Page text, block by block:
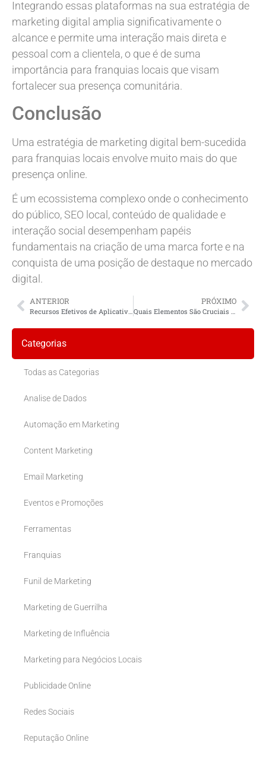
Integrando essas plataformas na sua estratégia de
marketing digital amplia significativamente o
alcance e permite uma interação mais direta e
pessoal com a clientela, o que é de suma
importância para franquias locais que visam
fortalecer sua presença comunitária.
Conclusão
Uma estratégia de marketing digital bem-sucedida
para franquias locais envolve muito mais do que
presença online.
É um ecossistema complexo onde o conhecimento
do público, SEO local, conteúdo de qualidade e
interação social desempenham papéis
fundamentais na criação de uma marca forte e na
conquista de uma posição de destaque no mercado
digital.
ANTERIOR PRÓXIMO
Categorias
Todas as Categorias
Analise de Dados
Automação em Marketing
Content Marketing
Email Marketing
Eventos e Promoções
Ferramentas
Franquias
Funil de Marketing
Marketing de Guerrilha
Marketing de Influência
Marketing para Negócios Locais
Publicidade Online
Redes Sociais
Reputação Online